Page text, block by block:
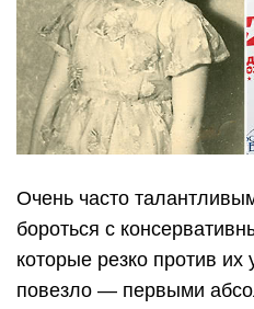
Очень часто
бороться с
которые резко против
повезло — первыми